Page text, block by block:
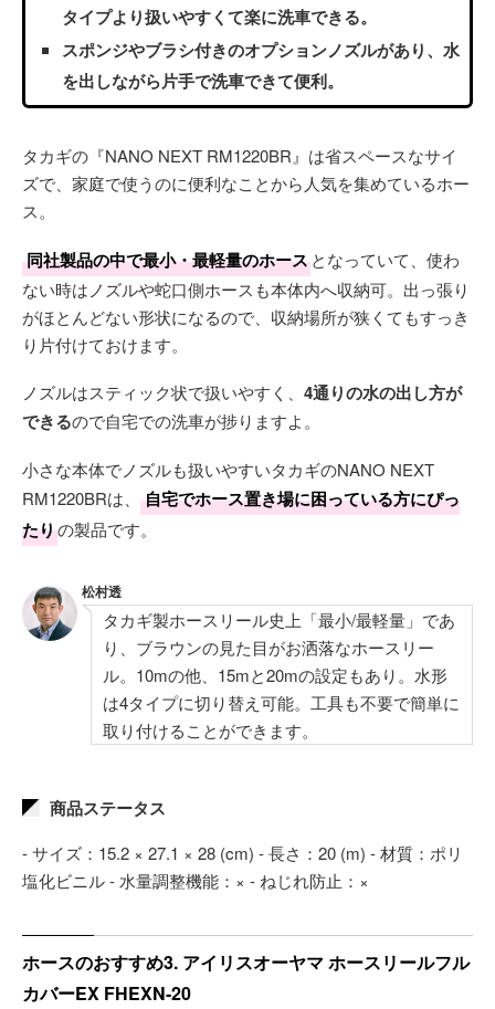
タイプより扱いやすくて楽に洗車できる。
スポンジやブラシ付きのオプションノズルがあり、水
を出しながら片手で洗車できて便利。
タカギの『NANO NEXT RM1220BR』は省スペースなサイ
ズで、家庭で使うのに便利なことから人気を集めているホー
ス。
同社製品の中で最小・最軽量のホースとなっていて、使わ
ない時はノズルや蛇口側ホースも本体内へ収納可。出っ張り
がほとんどない形状になるので、収納場所が狭くてもすっき
り片付けておけます。
ノズルはスティック状で扱いやすく、 4通りの水の出し方が
できるので自宅での洗車が捗りますよ。
小さな本体でノズルも扱いやすいタカギのNANO NEXT
RM1220BRは、
自宅でホース置き場に困っている方にぴっ
たりの製品です。
松村透
タカギ製ホースリール史上「最小/最軽量」であ
り、ブラウンの見た目がお洒落なホースリー
ル。10mの他、15mと20mの設定もあり。水形
は4タイプに切り替え可能。工具も不要で簡単に
取り付けることができます。
商品ステータス
- サイズ：15.2 × 27.1 × 28 (cm) - 長さ：20 (m) - 材質：ポリ
塩化ビニル - 水量調整機能：× - ねじれ防止：×
ホースのおすすめ3. アイリスオーヤマ ホースリールフル
カバーEX FHEXN-20